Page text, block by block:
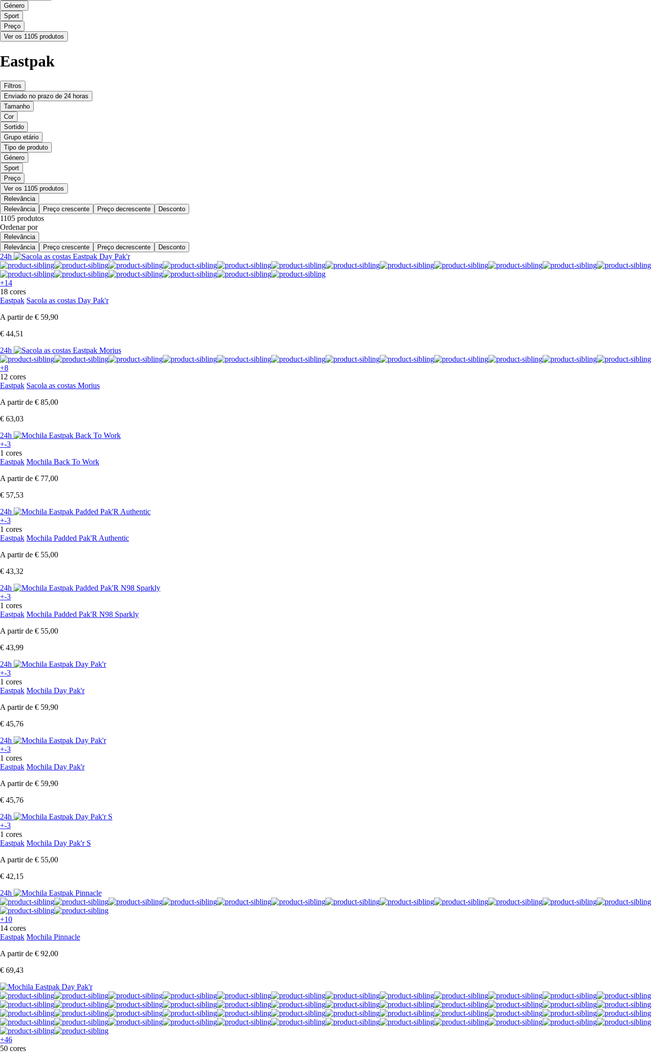
Género
Sport
Preço
Ver os 1105 produtos
Eastpak
Filtros
Enviado no prazo de 24 horas
Tamanho
Cor
Sortido
Grupo etário
Tipo de produto
Género
Sport
Preço
Ver os 1105 produtos
Relevância
Relevância
Preço crescente Preço decrescente Desconto
1105 produtos
Ordenar por
Relevância
Relevância
Preço crescente Preço decrescente Desconto
24h
+14
18 cores
Eastpak Sacola as costas Day Pak'r
A partir de € 59,90
€ 44,51
24h
+8
12 cores
Eastpak Sacola as costas Morius
A partir de € 85,00
€ 63,03
24h
+-3
1 cores
Eastpak Mochila Back To Work
A partir de € 77,00
€ 57,53
24h
+-3
1 cores
Eastpak Mochila Padded Pak'R Authentic
A partir de € 55,00
€ 43,32
24h
+-3
1 cores
Eastpak Mochila Padded Pak'R N98 Sparkly
A partir de € 55,00
€ 43,99
24h
+-3
1 cores
Eastpak Mochila Day Pak'r
A partir de € 59,90
€ 45,76
24h
+-3
1 cores
Eastpak Mochila Day Pak'r
A partir de € 59,90
€ 45,76
24h
+-3
1 cores
Eastpak Mochila Day Pak'r S
A partir de € 55,00
€ 42,15
24h
+10
14 cores
Eastpak Mochila Pinnacle
A partir de € 92,00
€ 69,43
+46
50 cores